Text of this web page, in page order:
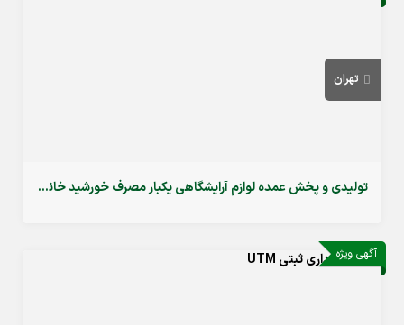
تهران
تولیدی و پخش عمده لوازم آرایشگاهی یکبار مصرف خورشید خانم در تهران
آگهی ویژه